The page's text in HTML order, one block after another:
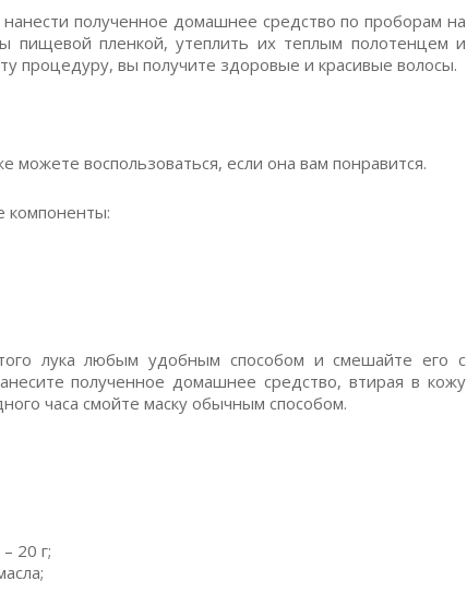
полученное домашнее средство по проборам на
пищевой пленкой, утеплить их теплым полотенцем и
процедуру, вы получите здоровые и красивые волосы.
можете воспользоваться, если она вам понравится.
компоненты:
лука любым удобным способом и смешайте его с
полученное домашнее средство, втирая в кожу
часа смойте маску обычным способом.
20 г;